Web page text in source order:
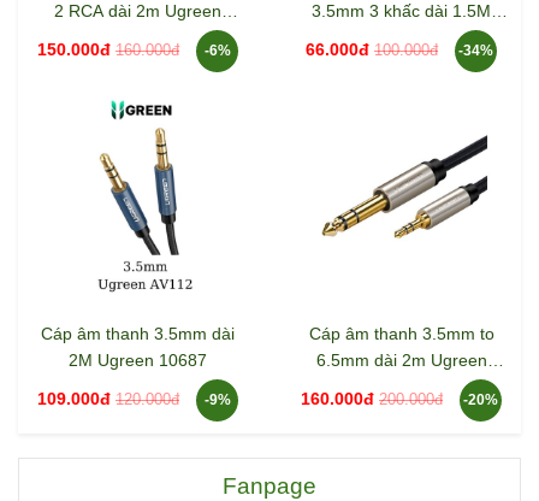
2 RCA dài 2m Ugreen
150.000đ 160.000đ -6%
3.5mm 3 khấc dài 1.5M
66.000đ 100.000đ -34%
Cáp âm thanh 3.5mm dài
2M Ugreen 10687
109.000đ 120.000đ -9%
Cáp âm thanh 3.5mm to
6.5mm dài 2m Ugreen
160.000đ 200.000đ -20%
Fanpage